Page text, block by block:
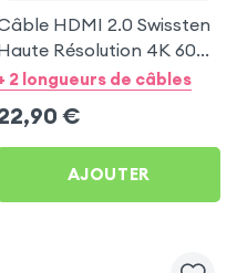
HDMI 2.0 Swissten
Résolution 4K 60Hz
Noir
2 longueurs de câbles
€
AJOUTER